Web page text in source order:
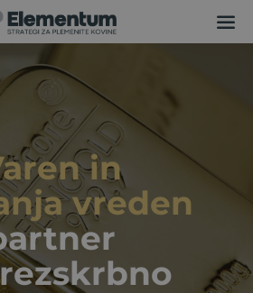
in
vreden